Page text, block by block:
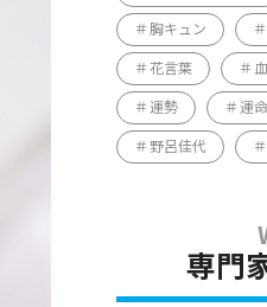
胸キュン
花言葉
運勢 運
野呂佳代
専門